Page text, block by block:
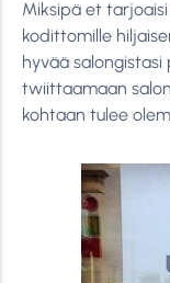
Miksipä et
kodittomille
hyvää
twiittaamaan
kohtaan tulee